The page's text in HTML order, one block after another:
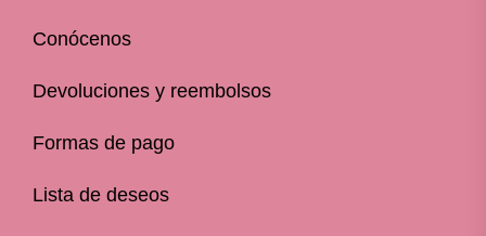
Conócenos
Devoluciones y reembolsos
Formas de pago
Lista de deseos